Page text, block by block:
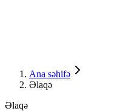
Ana səhifə
Əlaqə
Əlaqə